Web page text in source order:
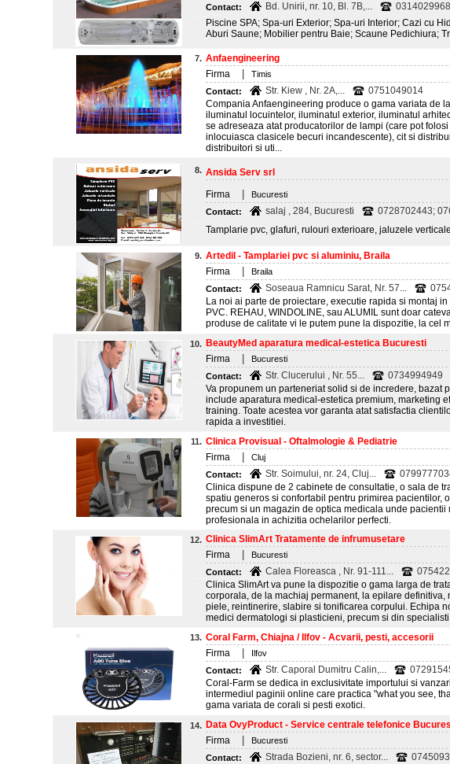
Contact:
Bd. Unirii, nr. 10, Bl. 7B,...
Piscine SPA; Spa-uri Exterior; Spa-uri Interior; Cazi cu
Aburi Saune; Mobilier pentru Baie; Scaune Pedichiura;
7. Anfaengineering
Firma
Timis
Contact:
Str. Kiew , Nr. 2A,...
0751049014
Compania Anfaengineering produce o gama variata de
iluminatul locuintelor, iluminatul exterior, iluminatul
se adreseaza atat producatorilor de lampi (care pot
inlocuiasca clasicele becuri incandescente), cit si
distribuitori si uti...
8. Ansida Serv srl
Firma
Bucuresti
Contact:
salaj , 284, Bucuresti
0728702443;
Tamplarie pvc, glafuri, rulouri exterioare, jaluzele
9. Artedil - Tamplariei pvc si aluminiu, Braila
Firma
Braila
Contact:
Soseaua Ramnicu Sarat, Nr. 57...
La noi ai parte de proiectare, executie rapida si montaj
PVC. REHAU, WINDOLINE, sau ALUMIL sunt doar
produse de calitate vi le putem pune la dispozitie, la cel
10. BeautyMed aparatura medical-estetica Bucuresti
Firma
Bucuresti
Contact:
Str. Clucerului , Nr. 55...
0734994949
Va propunem un parteneriat solid si de incredere, bazat
include aparatura medical-estetica premium, marketing
training. Toate acestea vor garanta atat satisfactia
rapida a investitiei.
11. Clinica Provisual - Oftalmologie & Pediatrie
Firma
Cluj
Contact:
Str. Soimului, nr. 24, Cluj...
Clinica dispune de 2 cabinete de consultatie, o sala de
spatiu generos si confortabil pentru primirea pacientilor,
precum si un magazin de optica medicala unde
profesionala in achizitia ochelarilor perfecti.
12. Clinica SlimArt Tratamente de infrumusetare
Firma
Bucuresti
Contact:
Calea Floreasca , Nr. 91-111...
Clinica SlimArt va pune la dispozitie o gama larga de
corporala, de la machiaj permanent, la epilare definitiva,
piele, reintinerire, slabire si tonificarea corpului. Echipa
medici dermatologi si plasticieni, precum si din
13. Coral Farm, Chiajna / Ilfov - Acvarii, pesti, accesorii
Firma
Ilfov
Contact:
Str. Caporal Dumitru Calin,...
Coral-Farm se dedica in exclusivitate importului si
intermediul paginii online care practica "what you see,
gama variata de corali si pesti exotici.
14. Data OvyProduct - Service centrale telefonice
Firma
Bucuresti
Contact:
Strada Bozieni, nr. 6, sector...